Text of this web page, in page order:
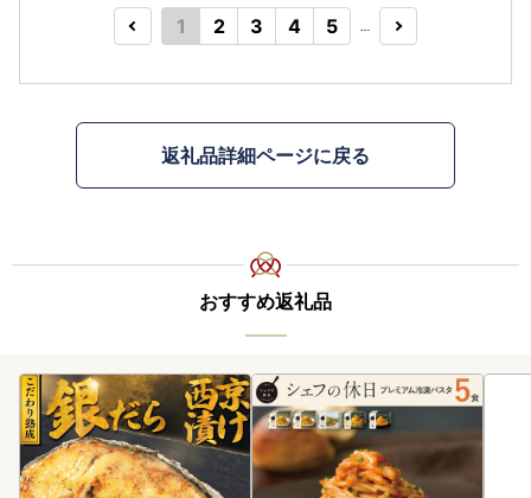
1 2 3 4 5 …
返礼品詳細ページに戻る
おすすめ返礼品